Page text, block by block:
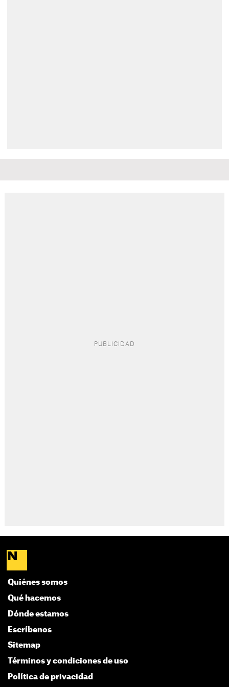
Quiénes somos
Qué hacemos
Dónde estamos
Escríbenos
Sitemap
Términos y condiciones de uso
Política de privacidad